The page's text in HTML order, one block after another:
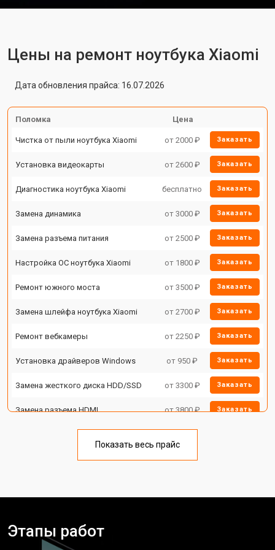
Цены на ремонт ноутбука Xiaomi
Дата обновления прайса: 16.07.2026
Поломка Цена
Чистка от пыли ноутбука Xiaomi от 2000 ₽ Заказать
Установка видеокарты от 2600 ₽ Заказать
Диагностика ноутбука Xiaomi бесплатно Заказать
Замена динамика от 3000 ₽ Заказать
Замена разъема питания от 2500 ₽ Заказать
Настройка ОС ноутбука Xiaomi от 1800 ₽ Заказать
Ремонт южного моста от 3500 ₽ Заказать
Замена шлейфа ноутбука Xiaomi от 2700 ₽ Заказать
Ремонт вебкамеры от 2250 ₽ Заказать
Установка драйверов Windows от 950 ₽ Заказать
Замена жесткого диска HDD/SSD от 3300 ₽ Заказать
Замена разъема HDMI от 3800 ₽ Заказать
Замена клавиатуры от 2900 ₽
Замена матрицы ноутбука Xiaomi
Показать весь прайс
Этапы работ